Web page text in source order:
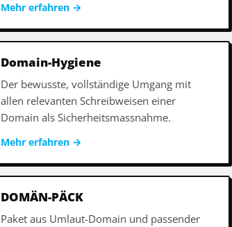
Mehr erfahren →
Domain-Hygiene
Der bewusste, vollständige Umgang mit
allen relevanten Schreibweisen einer
Domain als Sicherheitsmassnahme.
Mehr erfahren →
DOMÄN-PÄCK
Paket aus Umlaut-Domain und passender